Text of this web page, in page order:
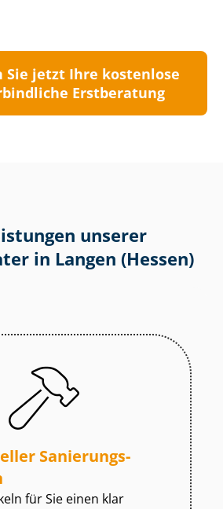
Sie jetzt Ihre kostenlose
Erstberatung
unserer
in Langen (Hessen)
Sa­nie­rungs­
für Sie einen klar